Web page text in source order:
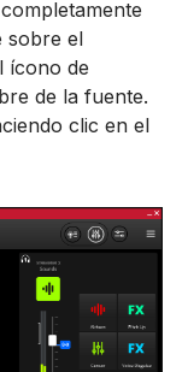
sobre el
ícono de
de la fuente.
clic en el